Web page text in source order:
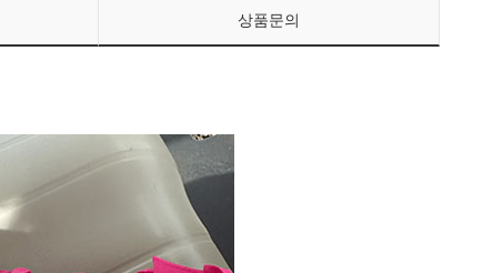
상품문의